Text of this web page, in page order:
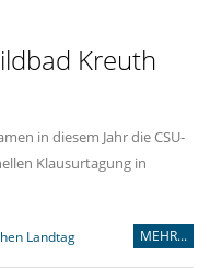
Kreuth
in diesem Jahr die CSU-
Klausurtagung in
Landtag MEHR...